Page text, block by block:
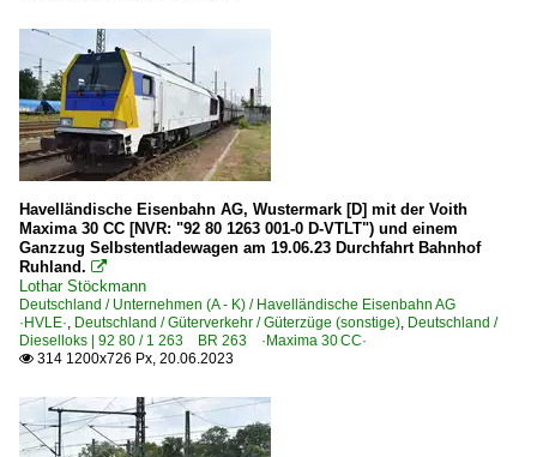
Havelländische Eisenbahn AG, Wustermark [D] mit der Voith
Maxima 30 CC [NVR: "92 80 1263 001-0 D-VTLT") und einem
Ganzzug Selbstentladewagen am 19.06.23 Durchfahrt Bahnhof
Ruhland. 
Lothar Stöckmann
Deutschland / Unternehmen (A - K) / Havelländische Eisenbahn AG
·HVLE·, Deutschland / Güterverkehr / Güterzüge (sonstige), Deutschland /
Dieselloks | 92 80 / 1 263 BR 263 ·Maxima 30 CC·
 314 1200x726 Px, 20.06.2023